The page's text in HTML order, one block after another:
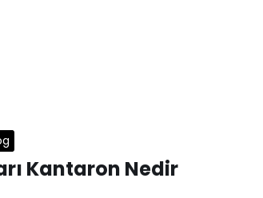
Kantaron Nedir